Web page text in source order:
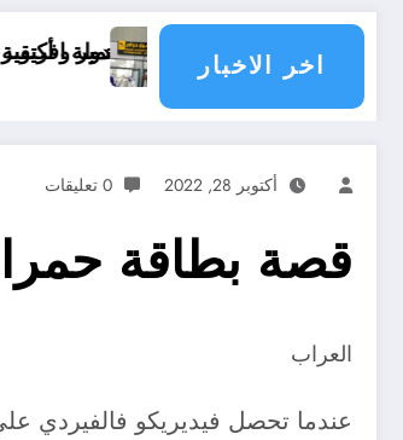
اخر الاخبار
و أكتوبر .. توقعات مناخ خريف 2026
دولة افريقية مناسبة للهجرة و
أكتوبر 28, 2022 0 تعليقات
قصة بطاقة
العراب
عندما تحصل فيديريكو فالفيردي